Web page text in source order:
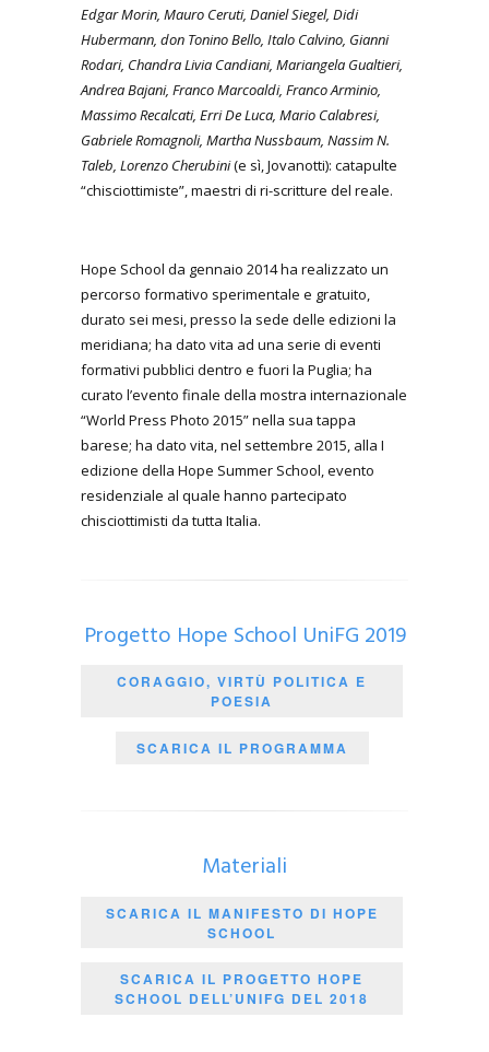
Edgar Morin, Mauro Ceruti, Daniel Siegel, Didi
Hubermann, don Tonino Bello, Italo Calvino, Gianni
Rodari, Chandra Livia Candiani, Mariangela Gualtieri,
Andrea Bajani, Franco Marcoaldi, Franco Arminio,
Massimo Recalcati, Erri De Luca, Mario Calabresi,
Gabriele Romagnoli, Martha Nussbaum, Nassim N.
Taleb, Lorenzo Cherubini(e sì, Jovanotti): catapulte
“chisciottimiste”, maestri di ri-scritture del reale.
Hope School da gennaio 2014 ha realizzato un
percorso formativo sperimentale e gratuito,
durato sei mesi, presso la sede delle edizioni la
meridiana; ha dato vita ad una serie di eventi
formativi pubblici dentro e fuori la Puglia; ha
curato l’evento finale della mostra internazionale
“World Press Photo 2015” nella sua tappa
barese; ha dato vita, nel settembre 2015, alla I
edizione della Hope Summer School, evento
residenziale al quale hanno partecipato
chisciottimisti da tutta Italia.
Progetto Hope School UniFG 2019
CORAGGIO, VIRTÙ POLITICA E
POESIA
SCARICA IL PROGRAMMA
Materiali
SCARICA IL MANIFESTO DI HOPE
SCHOOL
SCARICA IL PROGETTO HOPE
SCHOOL DELL’UNIFG DEL 2018